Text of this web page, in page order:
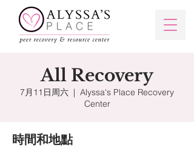
All Recovery
7月11日周六
  |
Alyssa's Place Recovery
Center
時間和地點